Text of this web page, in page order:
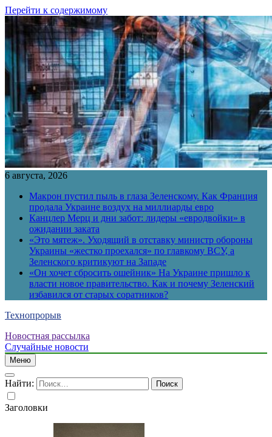
Перейти к содержимому
6 августа, 2026
Макрон пустил пыль в глаза Зеленскому. Как Франция
продала Украине воздух на миллиарды евро
Канцлер Мерц и дни забот: лидеры «евродвойки» в
ожидании заката
«Это мятеж». Уходящий в отставку министр обороны
Украины «жестко проехался» по главкому ВСУ, а
Зеленского критикуют на Западе
«Он хочет сбросить ошейник» На Украине пришло к
власти новое правительство. Как и почему Зеленский
избавился от старых соратников?
Технопрорыв
Новостная рассылка
Случайные новости
Меню
Найти:
Заголовки